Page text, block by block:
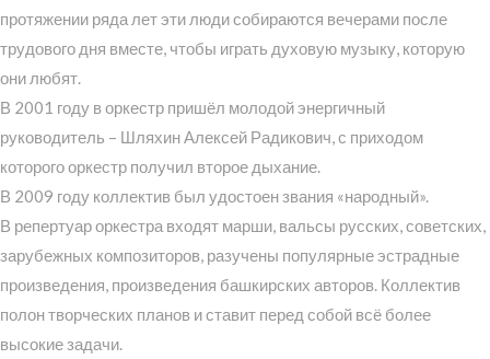
протяжении ряда лет эти люди собираются вечерами после
трудового дня вместе, чтобы играть духовую музыку, которую
они любят.
В 2001 году в оркестр пришёл молодой энергичный
руководитель – Шляхин Алексей Радикович, с приходом
которого оркестр получил второе дыхание.
В 2009 году коллектив был удостоен звания «народный».
В репертуар оркестра входят марши, вальсы русских, советских,
зарубежных композиторов, разучены популярные эстрадные
произведения, произведения башкирских авторов. Коллектив
полон творческих планов и ставит перед собой всё более
высокие задачи.